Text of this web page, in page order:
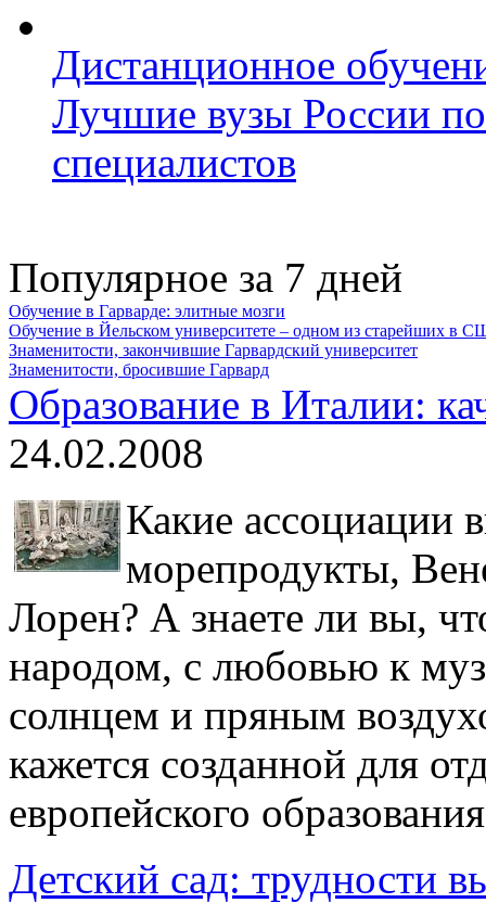
Дистанционное
Лучшие вузы России
специалистов
Популярное за 7 дней
Обучение в Гарварде: элитные мозги
Обучение в Йельском университете – одном из старейших в
Знаменитости, закончившие Гарвардский университет
Знаменитости, бросившие Гарвард
Образование в Италии:
24.02.2008
Какие ассоциации
морепродукты,
Лорен? А знаете ли вы,
народом, с любовью к
солнцем и пряным
кажется созданной для
европейского
Детский сад: трудности